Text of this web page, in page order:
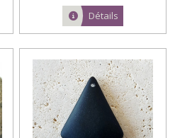
Détails